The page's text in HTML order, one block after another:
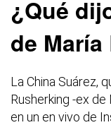
¿Qué
de María
La China Suárez,
Rusherking -ex
en un en vivo de